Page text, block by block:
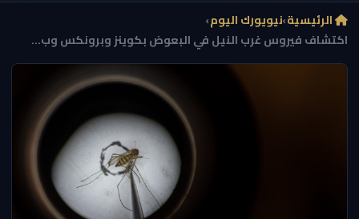
الرئيسية›نيويورك اليوم›
اكتشاف فيروس غرب النيل في البعوض بكوينز وبرونكس وب...